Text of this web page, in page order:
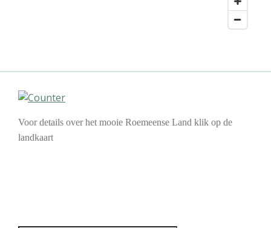
Voor details over het mooie Roemeense Land klik op de
landkaart